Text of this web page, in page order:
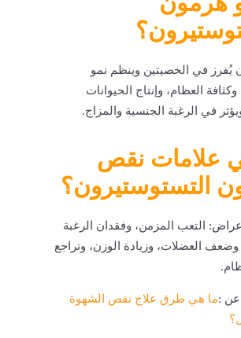
يُفرز في الخصيتين وينظم نمو
وكثافة العظام، وإنتاج الحيوانات
ويؤثر في الرغبة الجنسية والمزاج.
علامات نقص
التستوستيرون؟
التعب المزمن، وفقدان الرغبة
وضعف العضلات، وزيادة الوزن، وتراجع
عن :ما هي طرق علاج نقص الشهوة